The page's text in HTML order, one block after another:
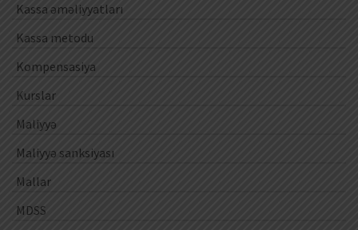
Kassa əməliyyatları
Kassa metodu
Kompensasiya
Kurslar
Maliyyə
Maliyyə sanksiyası
Mallar
MDSS